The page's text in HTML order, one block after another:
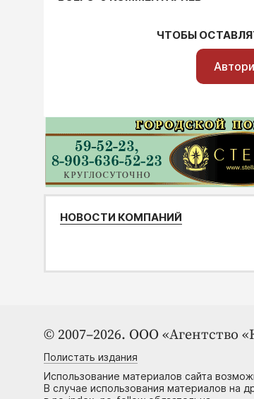
ЧТОБЫ
НОВОСТИ КОМПАНИЙ
© 2007–2026. ООО «Агентство
Полистать издания
Использование материалов сайта
В случае использования материалов на